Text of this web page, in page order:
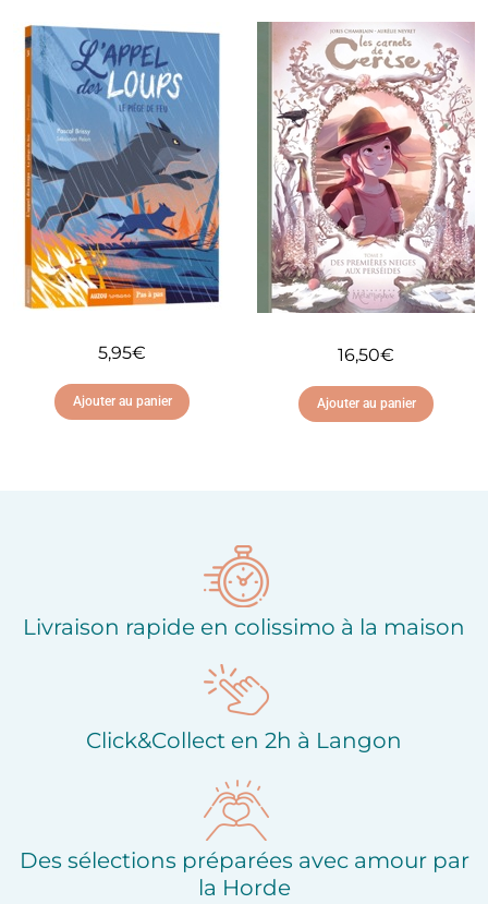
Ajouter à ma liste
d'envies
Ajouter à ma liste
d'envies
5,95€
Ajouter au panier
16,50€
Ajouter au panier
Livraison rapide en colissimo à la maison
Click&Collect en 2h à Langon
Des sélections préparées avec amour par
la Horde